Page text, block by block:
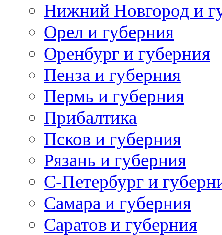
Нижний Новгород и
Орел и губерния
Оренбург и губерния
Пенза и губерния
Пермь и губерния
Прибалтика
Псков и губерния
Рязань и губерния
С-Петербург и
Самара и губерния
Саратов и губерния